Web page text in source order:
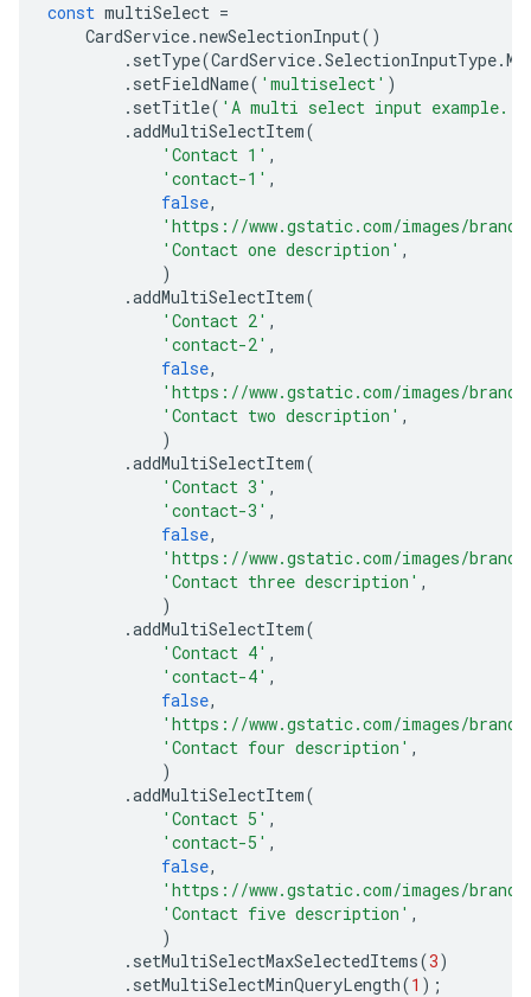
const multiSelect =
CardService.newSelectionInput()
. setType(CardService.SelectionInputType.
. setFieldName( 'multiselect' )
. setTitle( 'A multi select input example.'
.addMultiSelectItem(
'Contact 1' ,
'contact-1' ,
false,
'https://www.gstatic.com/images/
'Contact one description' ,
)
.addMultiSelectItem(
'Contact 2' ,
'contact-2' ,
false,
'https://www.gstatic.com/images/
'Contact two description' ,
)
.addMultiSelectItem(
'Contact 3' ,
'contact-3' ,
false,
'https://www.gstatic.com/images/
'Contact three description' ,
)
.addMultiSelectItem(
'Contact 4' ,
'contact-4' ,
false,
'https://www.gstatic.com/images/
'Contact four description' ,
)
.addMultiSelectItem(
'Contact 5' ,
'contact-5' ,
false,
'https://www.gstatic.com/images/
'Contact five description' ,
)
. setMultiSelectMaxSelectedItems(3)
. setMultiSelectMinQueryLength(1 );